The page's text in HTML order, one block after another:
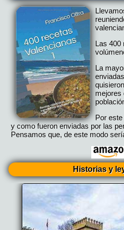
Las 400
La
mejores
Por
y como fueron enviadas por las
Pensamos que, de este modo
Historias y